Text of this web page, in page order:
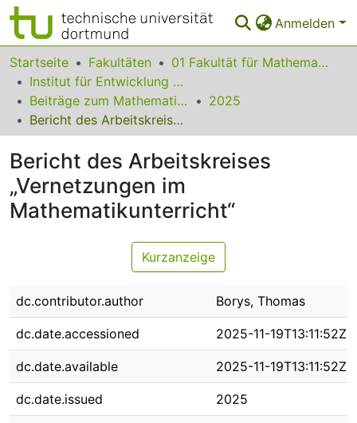
Anmelden
Bereiche & Sammlungen
Das gesamte Repositorium
Statistiken
FAQ
Leitlinien
Zurück zur Startseite
Startseite Fakultäten
01 Fakultät für Mathematik
Institut für Entwicklung und Erforschung des Mathematikunterrichts
Beiträge zum Mathematikunterricht
2025
Bericht des Arbeitskreises „Vernetzungen im Mathematikunterricht“
Bericht des Arbeitskreises
„Vernetzungen im
Mathematikunterricht“
Kurzanzeige
dc.contributor.author Borys, Thomas
dc.date.accessioned 2025-11-19T13:11:52Z
dc.date.available 2025-11-19T13:11:52Z
dc.date.issued 2025